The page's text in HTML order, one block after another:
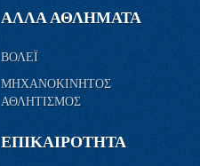
ΑΛΛΑ ΑΘΛΗΜΑΤΑ
ΒΟΛΕΪ
ΜΗΧΑΝΟΚΙΝΗΤΟΣ
ΑΘΛΗΤΙΣΜΟΣ
ΕΠΙΚΑΙΡΟΤΗΤΑ